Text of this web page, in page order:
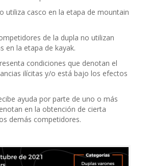
utiliza casco en la etapa de mountain
de la dupla no utilizan
en la etapa de kayak.
condiciones que denotan el
ilícitas y/o está bajo los efectos
ayuda por parte de uno o más
en la obtención de cierta
demás competidores.